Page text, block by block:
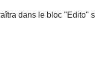
dans le bloc "Edito"